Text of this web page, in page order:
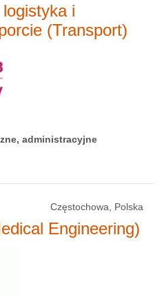
i
(Transport)
administracyjne
Częstochowa, Polska
Engineering)